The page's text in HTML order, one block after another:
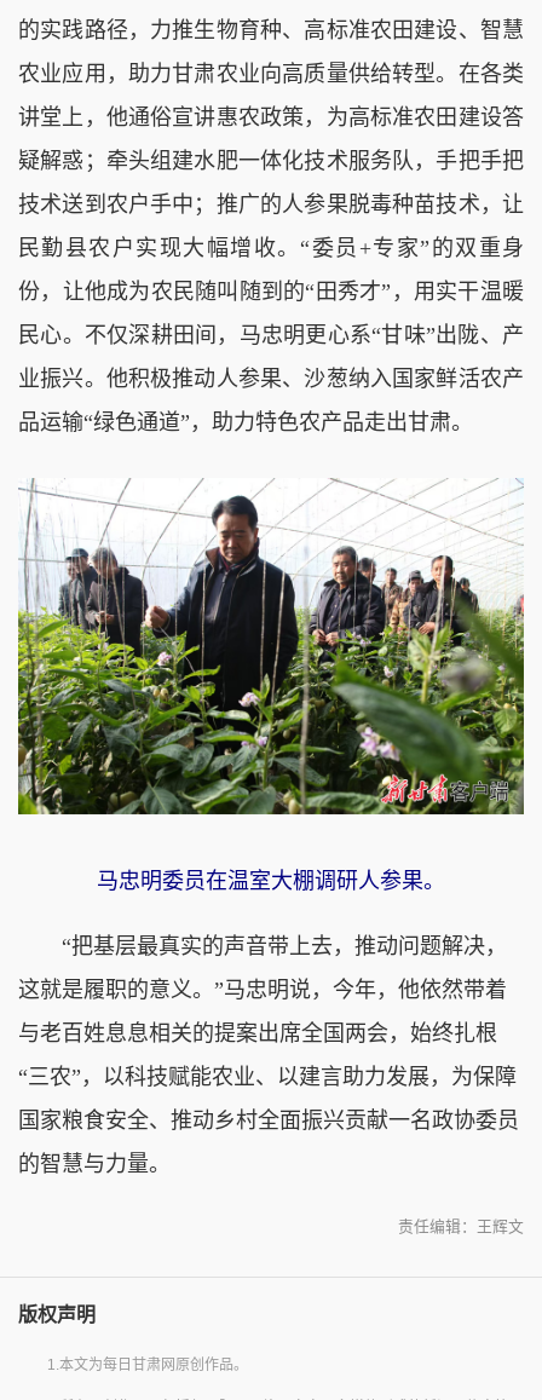
的实践路径，力推生物育种、高标准农田建设、智慧
农业应用，助力甘肃农业向高质量供给转型。在各类
讲堂上，他通俗宣讲惠农政策，为高标准农田建设答
疑解惑；牵头组建水肥一体化技术服务队，手把手把
技术送到农户手中；推广的人参果脱毒种苗技术，让
民勤县农户实现大幅增收。“委员+专家”的双重身
份，让他成为农民随叫随到的“田秀才”，用实干温暖
民心。不仅深耕田间，马忠明更心系“甘味”出陇、产
业振兴。他积极推动人参果、沙葱纳入国家鲜活农产
品运输“绿色通道”，助力特色农产品走出甘肃。
马忠明委员在温室大棚调研人参果。
“把基层最真实的声音带上去，推动问题解决，
这就是履职的意义。”马忠明说，今年，他依然带着
与老百姓息息相关的提案出席全国两会，始终扎根
“三农”，以科技赋能农业、以建言助力发展，为保障
国家粮食安全、推动乡村全面振兴贡献一名政协委员
的智慧与力量。
责任编辑：王辉文
版权声明
1.本文为每日甘肃网原创作品。